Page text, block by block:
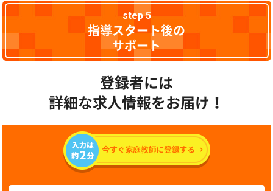
step 5
指導スタート後の
サポート
登録者には
詳細な求人情報をお届け！